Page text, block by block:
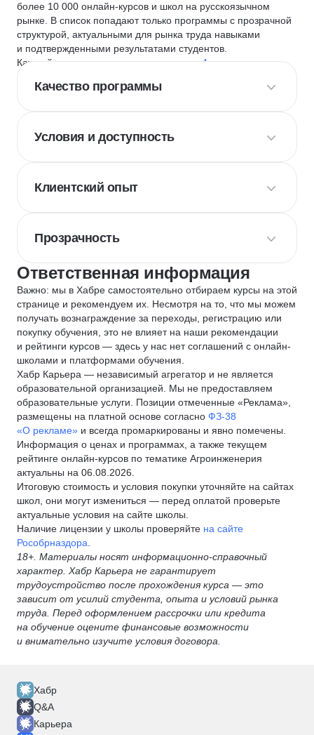
более 10 000 онлайн-курсов и школ на русскоязычном
рынке. В список попадают только программы с прозрачной
структурой, актуальными для рынка труда навыками
и подтвержденными результатами студентов.
Каждый курс и школу мы оцениваем по
4 критериям
Качество программы
Условия и доступность
Клиентский опыт
Прозрачность
Ответственная информация
Важно: мы в Хабре самостоятельно отбираем курсы на этой
странице и рекомендуем их. Несмотря на то, что мы можем
получать вознаграждение за переходы, регистрацию или
покупку обучения, это не влияет на наши рекомендации
и рейтинги курсов — здесь у нас нет соглашений с онлайн-
школами и платформами обучения.
Хабр Карьера — независимый агрегатор и не является
образовательной организацией. Мы не предоставляем
образовательные услуги. Позиции отмеченные «Реклама»,
размещены на платной основе согласно ФЗ-38
«О рекламе» и всегда промаркированы и явно помечены.
Информация о ценах и программах, а также текущем
рейтинге онлайн-курсов по тематике Агроинженерия
актуальны на 06.08.2026.
Итоговую стоимость и условия покупки уточняйте на сайтах
школ, они могут измениться — перед оплатой проверьте
актуальные условия на сайте школы.
Наличие лицензии у школы проверяйте на сайте
Рособрназдора
18+. Материалы носят информационно-справочный
характер. Хабр Карьера не гарантирует
трудоустройство после прохождения курса — это
зависит от усилий студента, опыта и условий рынка
труда. Перед оформлением рассрочки или кредита
на обучение оцените финансовые возможности
и внимательно изучите условия договора.
Хабр
Q&A
Карьера